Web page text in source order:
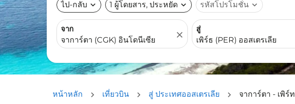
ไป-กลับ expand_more 1 ผู้โดยสาร, ประหยัด expand_more รหัสโปรโมชั่น expand_more
จาก
close
สู่
หน้าหลัก เที่ยวบิน สู่ ประเทศออสเตรเลีย จาการ์ตา - เพิร์ท